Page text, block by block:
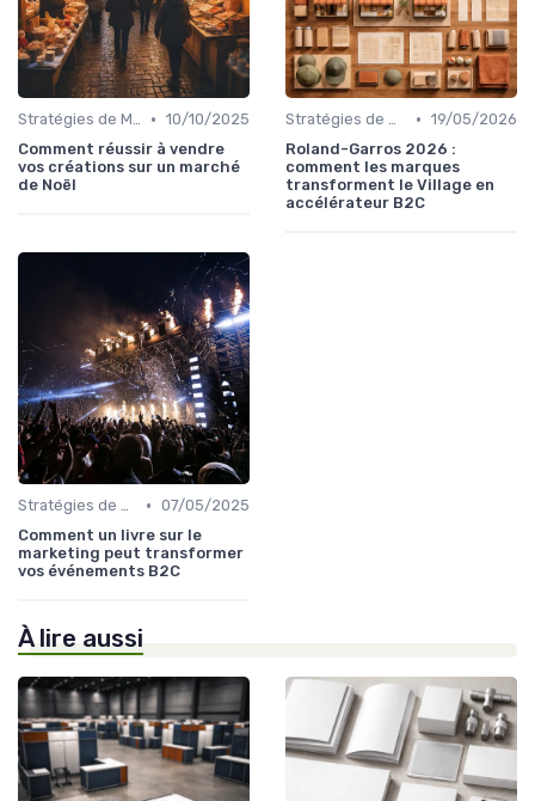
Stratégies de Marketing et Promotion B2C • 10/10/2025
Comment réussir à vendre
vos créations sur un marché
de Noël
Stratégies de Marketing et Promotion B2C • 19/05/2026
Roland-Garros 2026 :
comment les marques
transforment le Village en
accélérateur B2C
Stratégies de Marketing et Promotion B2C • 07/05/2025
Comment un livre sur le
marketing peut transformer
vos événements B2C
À lire aussi